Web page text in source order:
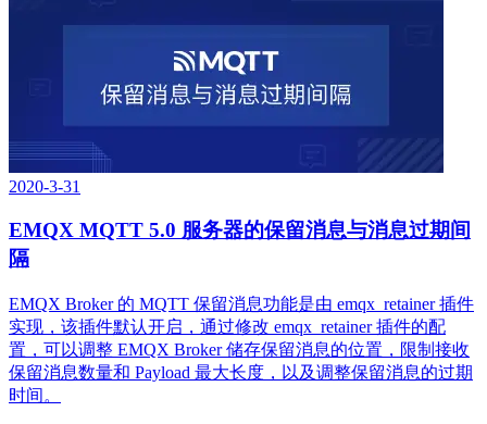
2020-3-31
EMQX MQTT 5.0 服务器的保留消息与消息过期间
隔
EMQX Broker 的 MQTT 保留消息功能是由 emqx_retainer 插件
实现，该插件默认开启，通过修改 emqx_retainer 插件的配
置，可以调整 EMQX Broker 储存保留消息的位置，限制接收
保留消息数量和 Payload 最大长度，以及调整保留消息的过期
时间。